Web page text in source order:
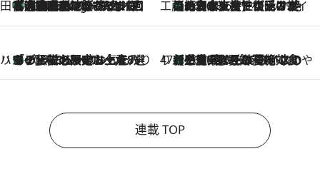
田中稲の勝手に再ブーム
4 Hours Ago
「湘南乃風に憧れて」観客大盛上がりの“タオル回し”に、ラッパー顔負けの高速歌唱まで…さだまさし（74）のアグレッシブすぎる現在地 工藤まやのおもてなしハワイ
2026.8.6
【ハワイ土産】ローカルの絶大な支持で復活！ 絶品の幻クッキー《元ファンの日本人女性が受け継いだ名店》
ハワイ賢者 リサのお気に入りリスト2026.8.6
あの伝説の限定トートも！ リニューアルした「ディーン＆デルーカ ハワイ」で必須のお土産8選 47都道府県の手みやげ ひんやりスイーツで夏を満喫
2026.8.6
【三重県】この夏絶対食べたい 冷やしておいしいおやつ3選 お餅×アイスの新感覚スイーツ
連載 TOP